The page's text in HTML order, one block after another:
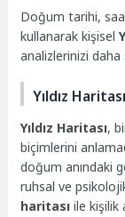
Doğum tarihi,
kullanarak kişisel
analizlerinizi
Yıldız
Yıldız Haritası,
biçimlerini
doğum anındaki
ruhsal ve
haritası ile kişilik